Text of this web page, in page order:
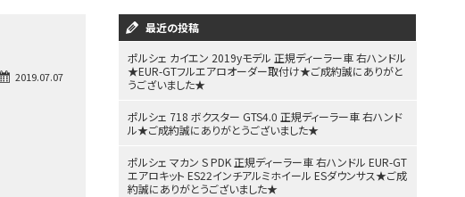
2019.07.07
最近の投稿
ポルシェ カイエン 2019yモデル 正規ディーラー車 右ハンドル
★EUR-GTフルエアロオーダー取付け★ご成約誠にありがと
うございました★
ポルシェ 718 ボクスター GTS4.0 正規ディーラー車 右ハンド
ル★ご成約誠にありがとうございました★
ポルシェ マカン S PDK 正規ディーラー車 右ハンドル EUR-GT
エアロキット ES22インチアルミホイール ESダウンサス★ご成
約誠にありがとうございました★